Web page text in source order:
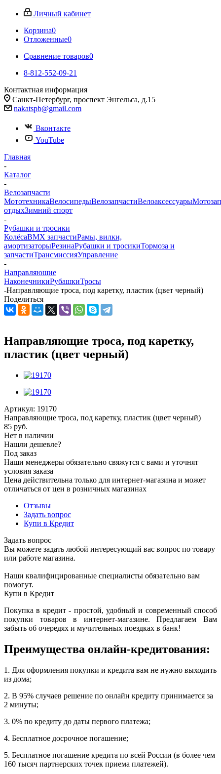
Личный кабинет
Корзина0
Отложенные0
Сравнение товаров0
8-812-552-09-21
Контактная информация
Санкт-Петербург, проспект Энгельса, д.15
nakatspb@gmail.com
Вконтакте
YouTube
Главная
-
Каталог
-
Велозапчасти
МототехникаВелосипедыВелозапчастиВелоаксессуары
отдыхЗимний спорт
-
Рубашки и тросики
КолёсаBMX запчастиРамы, вилки,
амортизаторыРезинаРубашки и тросикиТормоза и
запчастиТрансмиссияУправление
-
Направляющие
НаконечникиРубашкиТросы
-Направляющие троса, под каретку, пластик (цвет черный)
Поделиться
Направляющие троса, под каретку,
пластик (цвет черный)
Артикул: 19170
Направляющие троса, под каретку, пластик (цвет черный)
85 руб.
Нет в наличии
Нашли дешевле?
Под заказ
Наши менеджеры обязательно свяжутся с вами и уточнят
условия заказа
Цена действительна только для интернет-магазина и может
отличаться от цен в розничных магазинах
Отзывы
Задать вопрос
Купи в Кредит
Задать вопрос
Вы можете задать любой интересующий вас вопрос по товару
или работе магазина.
Наши квалифицированные специалисты обязательно вам
помогут.
Купи в Кредит
Покупка в кредит - простой, удобный и современный способ
покупки товаров в интернет-магазине. Предлагаем Вам
забыть об очередях и мучительных поездках в банк!
Преимущества онлайн-кредитования:
1. Для оформления покупки и кредита вам не нужно выходить
из дома;
2. В 95% случаев решение по онлайн кредиту принимается за
2 минуты;
3. 0% по кредиту до даты первого платежа;
4. Бесплатное досрочное погашение;
5. Бесплатное погашение кредита по всей России (в более чем
160 тысяч партнерских точек приема платежей).